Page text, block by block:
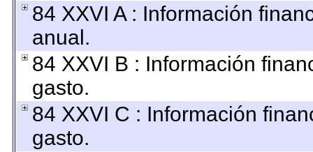
84 XXVI A : Información
anual.
84 XXVI B : Información
gasto.
84 XXVI C : Información
gasto.